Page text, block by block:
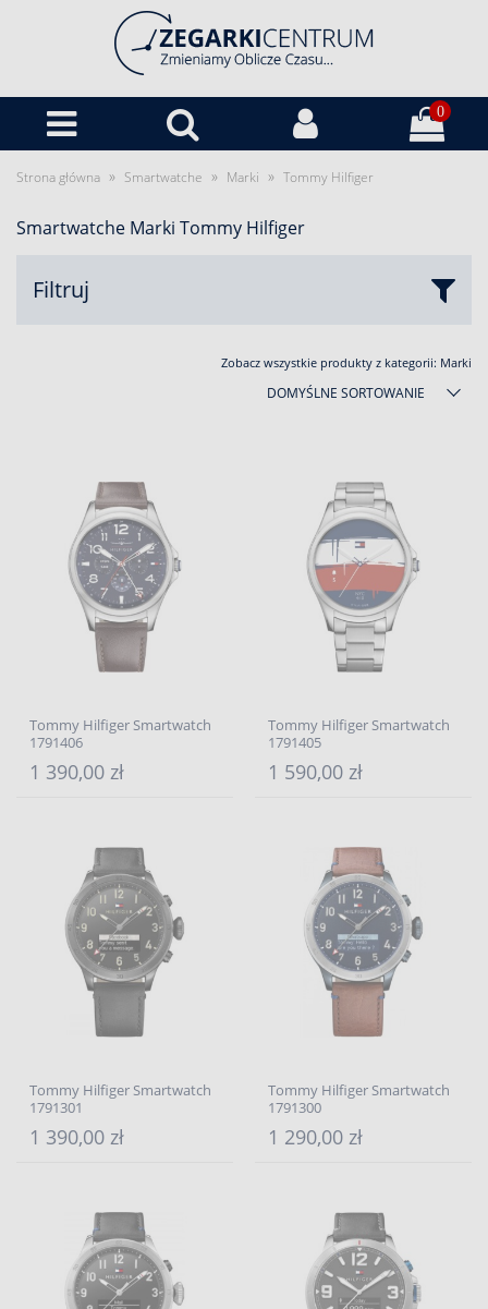
0
Strona główna » Smartwatche » Marki » Tommy Hilfiger
Smartwatche Marki Tommy Hilfiger
Filtruj
Zobacz wszystkie produkty z kategorii: Marki
DOMYŚLNE SORTOWANIE
Tommy Hilfiger Smartwatch
1791406
1 390,00 zł
Tommy Hilfiger Smartwatch
1791405
1 590,00 zł
Tommy Hilfiger Smartwatch
1791301
1 390,00 zł
Tommy Hilfiger Smartwatch
1791300
1 290,00 zł